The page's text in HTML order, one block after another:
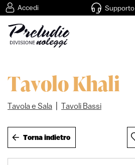
Accedi Supporto
Tavolo Khali
Tavola e Sala Tavoli Bassi
Torna indietro